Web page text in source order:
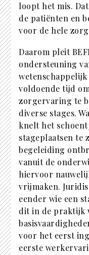
loopt het mis.
de patiënten en
voor de hele
Daarom pleit
ondersteuning
voldoende tijd
zorgervaring te
diverse stages.
knelt het
stageplaatsen te
begeleiding
vanuit de
hiervoor
vrijmaken.
eender wie een
dit in de praktijk
voor het eerst
eerste